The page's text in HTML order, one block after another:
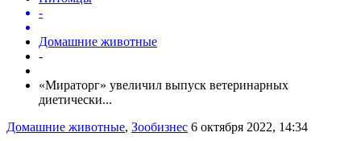
-
Домашние животные
-
«Мираторг» увеличил выпуск ветеринарных
диетически...
Домашние животные, Зообизнес 6 октября 2022, 14:34